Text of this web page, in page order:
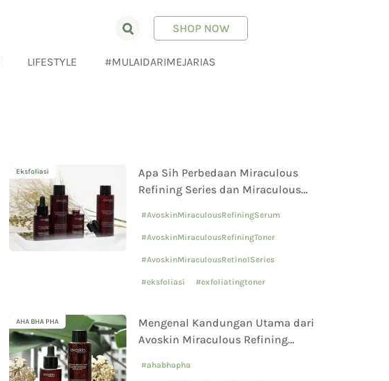
LIFESTYLE #MULAIDARIMEJARIAS
SHOP NOW
Eksfoliasi
Apa Sih Perbedaan Miraculous
Refining Series dan Miraculous
#AvoskinMiraculousRefiningSerum
#AvoskinMiraculousRefiningToner
#AvoskinMiraculousRetinolSeries
#eksfoliasi #exfoliatingtoner
AHA BHA PHA
Mengenal Kandungan Utama dari
Avoskin Miraculous Refining
Niacinamide
#ahabhapha